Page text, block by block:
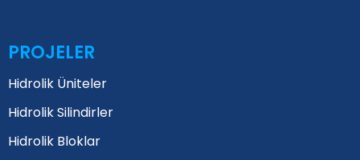
PROJELER
Hidrolik Üniteler
Hidrolik Silindirler
Hidrolik Bloklar